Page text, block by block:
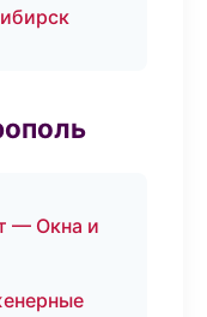
— Окна и